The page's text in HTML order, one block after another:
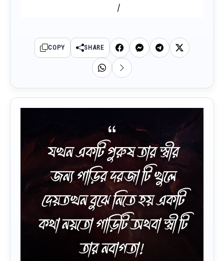
।
COPY SHARE
যখন একটি পুরুষ তার স্ত্রীর
জন্য গাড়ির দরজা টি খুলে
দেয়তখন বুঝে নিতে হয় একটি
কথা নয়তো গাড়িটি অথবা স্ত্রী টি
তার নবাগতা!